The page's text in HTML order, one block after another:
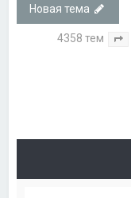
Новая тема
4358 тем